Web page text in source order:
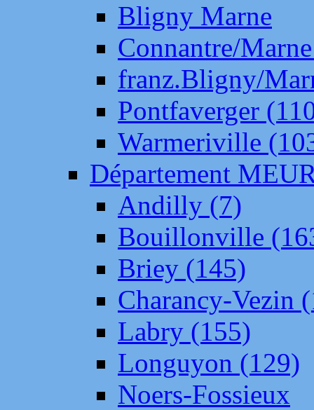
Bligny Marne
Connantre/
franz.Bligny/
Pontfaverger
Warmeriville
Département
Andilly (7)
Bouillonville
Briey (145)
Charancy-Vezin
Labry (155)
Longuyon (129)
Noers-Fossieux